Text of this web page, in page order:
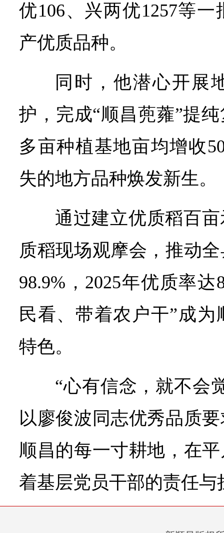
优106、兴两优1257等
产优质品种。
同时，他潜心开展
护，完成“顺昌蔸蕹”提
多亩种植基地亩均增收
失的地方品种焕发新生。
通过建立优质稻百
质稻现场观摩会，推动
98.9%，2025年优质率
民看、带着农户干”成
特色。
“心有信念，就不会
以廖俊波同志优秀品质
顺昌的每一寸耕地，在
着基层党员干部的责任与